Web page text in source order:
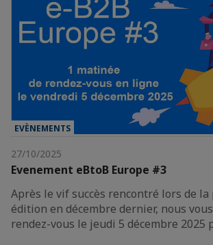
EVÈNEMENTS
27/10/2025
Evenement eBtoB Europe #3
Après le vif succès rencontré lors de la
édition en décembre dernier, nous
rendez-vous le jeudi 5 décembre 2025